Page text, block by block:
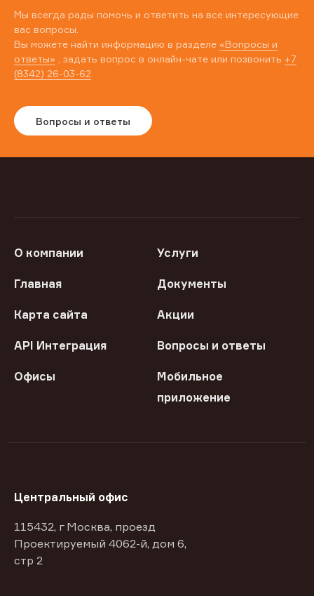
Мы всегда рады помочь и ответить на все интересующие
вас вопросы.
Вы можете найти информацию в разделе «Вопросы и
ответы» , задать вопрос в онлайн-чате или позвонить +7
(8342) 26-03-62
Вопросы и ответы
О компании Услуги
Главная Документы
Карта сайта Акции
API Интеграция Вопросы и ответы
Офисы
Мобильное
приложение
Центральный офис
115432, г Москва, проезд
Проектируемый 4062-й, дом 6,
стр 2